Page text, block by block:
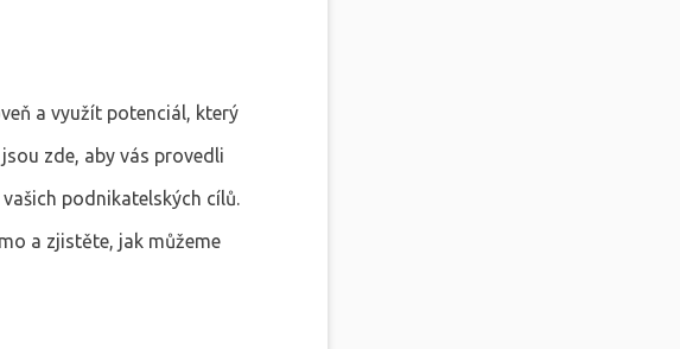
a využít potenciál, který
jsou zde, aby vás provedli
podnikatelských cílů.
a zjistěte, jak můžeme